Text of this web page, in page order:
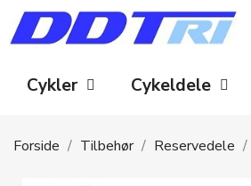
Cykler Cykeldele
Forside Tilbehør Reservedele